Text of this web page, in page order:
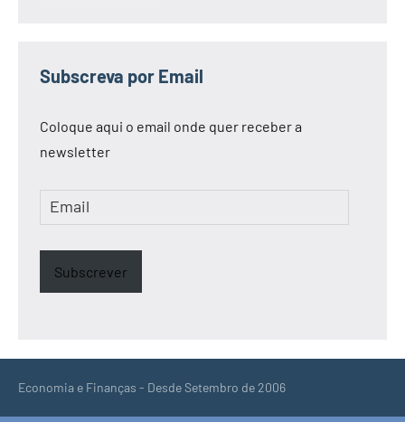
Subscreva por Email
Coloque aqui o email onde quer receber a
newsletter
Email
Subscrever
Economia e Finanças - Desde Setembro de 2006